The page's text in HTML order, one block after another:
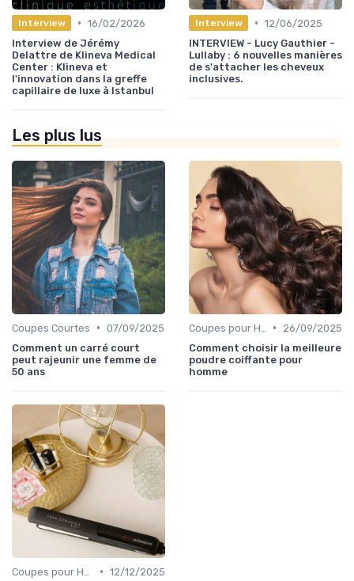
Interview • 16/02/2026
Interview de Jérémy
Delattre de Klineva Medical
Center : Klineva et
l'innovation dans la greffe
capillaire de luxe à Istanbul
Interview • 12/06/2025
INTERVIEW - Lucy Gauthier -
Lullaby : 6 nouvelles manières
de s'attacher les cheveux
inclusives.
Les plus lus
Coupes Courtes • 07/09/2025
Comment un carré court
peut rajeunir une femme de
50 ans
•
26/09/2025
Comment choisir la meilleure
poudre coiffante pour
homme
• 12/12/2025